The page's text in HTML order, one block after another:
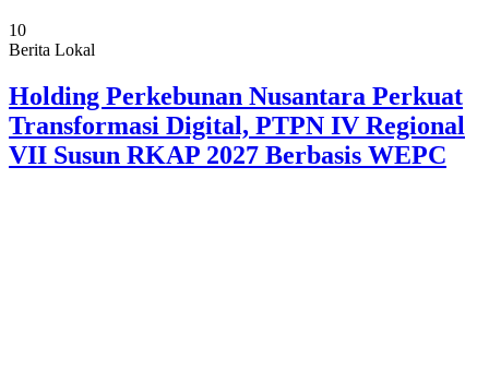
10
Berita Lokal
Holding Perkebunan Nusantara Perkuat
Transformasi Digital, PTPN IV Regional
VII Susun RKAP 2027 Berbasis WEPC